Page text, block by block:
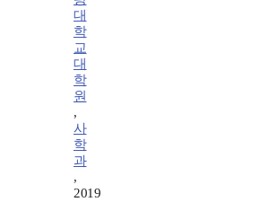
대
학
교
대
학
원
,
사
학
과
,
2019